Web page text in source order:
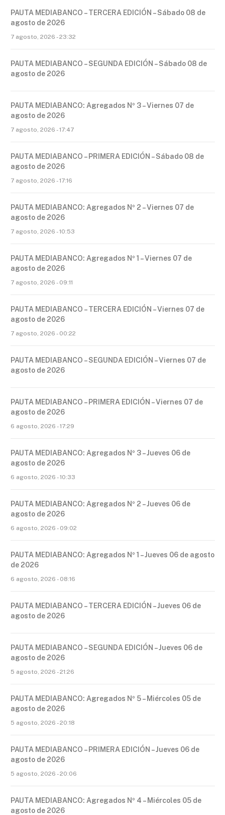
PAUTA MEDIABANCO – TERCERA EDICIÓN – Sábado 08 de
agosto de 2026
7 agosto, 2026 - 23:32
PAUTA MEDIABANCO – SEGUNDA EDICIÓN – Sábado 08 de
agosto de 2026
PAUTA MEDIABANCO: Agregados Nº 3 – Viernes 07 de
agosto de 2026
7 agosto, 2026 - 17:47
PAUTA MEDIABANCO – PRIMERA EDICIÓN – Sábado 08 de
agosto de 2026
7 agosto, 2026 - 17:16
PAUTA MEDIABANCO: Agregados Nº 2 – Viernes 07 de
agosto de 2026
7 agosto, 2026 - 10:53
PAUTA MEDIABANCO: Agregados Nº 1 – Viernes 07 de
agosto de 2026
7 agosto, 2026 - 09:11
PAUTA MEDIABANCO – TERCERA EDICIÓN – Viernes 07 de
agosto de 2026
7 agosto, 2026 - 00:22
PAUTA MEDIABANCO – SEGUNDA EDICIÓN – Viernes 07 de
agosto de 2026
PAUTA MEDIABANCO – PRIMERA EDICIÓN – Viernes 07 de
agosto de 2026
6 agosto, 2026 - 17:29
PAUTA MEDIABANCO: Agregados Nº 3 – Jueves 06 de
agosto de 2026
6 agosto, 2026 - 10:33
PAUTA MEDIABANCO: Agregados Nº 2 – Jueves 06 de
agosto de 2026
6 agosto, 2026 - 09:02
PAUTA MEDIABANCO: Agregados Nº 1 – Jueves 06 de agosto
de 2026
6 agosto, 2026 - 08:16
PAUTA MEDIABANCO – TERCERA EDICIÓN – Jueves 06 de
agosto de 2026
PAUTA MEDIABANCO – SEGUNDA EDICIÓN – Jueves 06 de
agosto de 2026
5 agosto, 2026 - 21:26
PAUTA MEDIABANCO: Agregados Nº 5 – Miércoles 05 de
agosto de 2026
5 agosto, 2026 - 20:18
PAUTA MEDIABANCO – PRIMERA EDICIÓN – Jueves 06 de
agosto de 2026
5 agosto, 2026 - 20:06
PAUTA MEDIABANCO: Agregados Nº 4 – Miércoles 05 de
agosto de 2026